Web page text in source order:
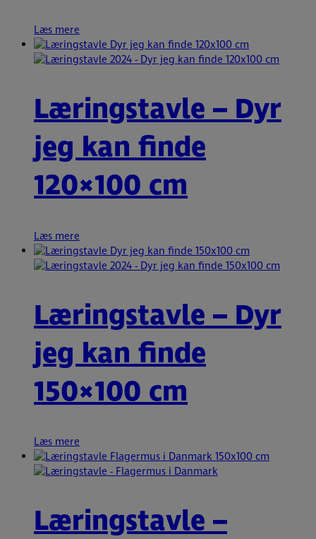
Læs mere
Læringstavle – Dyr
jeg kan finde
120×100 cm
Læs mere
Læringstavle – Dyr
jeg kan finde
150×100 cm
Læs mere
Læringstavle –